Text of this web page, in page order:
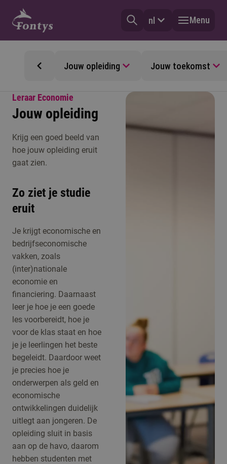
nl Menu
Jouw opleiding Jouw toekomst
Leraar Economie
Jouw opleiding
Krijg een goed beeld van
hoe jouw opleiding eruit
gaat zien.
Zo ziet je studie
eruit
Je krijgt economische en
bedrijfseconomische
vakken, zoals
(inter)nationale
economie en
financiering. Daarnaast
leer je hoe je een goede
les voorbereidt, hoe je
voor de klas staat en hoe
je je leerlingen het beste
begeleidt. Daardoor weet
je precies hoe je
onderwerpen als geld en
economische
ontwikkelingen duidelijk
uitlegt aan jongeren. De
opleiding sluit in basis
aan op de havo, daarom
hebben studenten met